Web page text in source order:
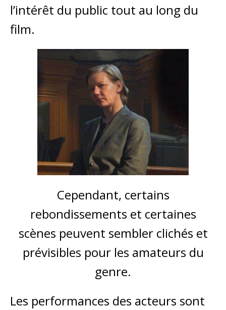
l’intérêt du public tout au long du
film.
Cependant, certains
rebondissements et certaines
scènes peuvent sembler clichés et
prévisibles pour les amateurs du
genre.
Les performances des acteurs sont